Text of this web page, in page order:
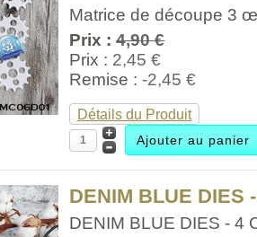
Matrice de découpe 3
Prix :4,90 €
Prix : 2,45 €
Remise :-2,45 €
Détails du Produit
DENIM BLUE DIES
DENIM BLUE DIES - 4